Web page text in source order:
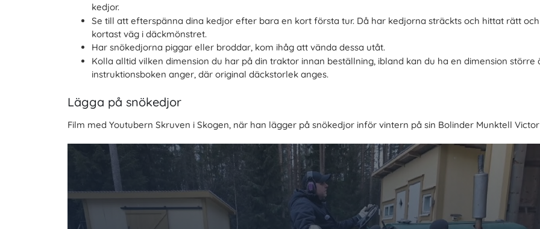
kedjor.
Se till att efterspänna dina kedjor efter bara en kort första tur. Då har kedjorna sträckts och hittat rätt och
kortast väg i däckmönstret.
Har snökedjorna piggar eller broddar, kom ihåg att vända dessa utåt.
Kolla alltid vilken dimension du har på din traktor innan beställning, ibland kan du ha en dimension större
instruktionsboken anger, där original däckstorlek anges.
Lägga på snökedjor
Film med Youtubern Skruven i Skogen, när han lägger på snökedjor inför vintern på sin Bolinder Munktell Victor